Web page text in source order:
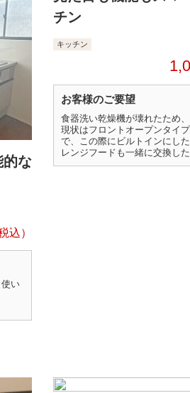
的な
い
チン
キッチン
お客様のご要望
食器洗い乾燥機が壊れたため、
現状はフロントオープンタイ
で、この際にビルトインにした
レンジフードも一緒に交換した